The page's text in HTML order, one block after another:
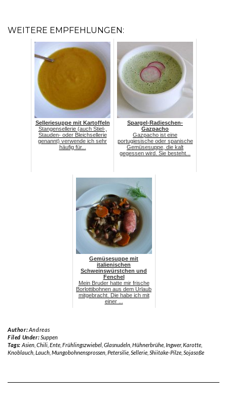
WEITERE EMPFEHLUNGEN:
Selleriesuppe mit Kartoffeln
Stangensellerie (auch Stiel-,
Stauden- oder Bleichsellerie
genannt) verwende ich sehr
häufig für...
Spargel-Radieschen-
Gazpacho
Gazpacho ist eine
portugiesische oder spanische
Gemüsesuppe, die kalt
gegessen wird. Sie besteht...
Gemüsesuppe mit
italienischen
Schweinswürstchen und
Fenchel
Mein Bruder hatte mir frische
Borlottibohnen aus dem Urlaub
mitgebracht. Die habe ich mit
einer ...
Author:Andreas
Filed Under: Suppen
Tags: Asien, Chili, Ente, Frühlingszwiebel, Glasnudeln, Hühnerbrühe, Ingwer, Karotte,
Knoblauch Lauch Mungobohnensprossen Petersilie Sellerie Shiitake-Pilze Sojasoße